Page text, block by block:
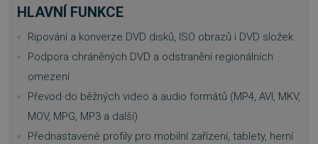
HLAVNÍ FUNKCE
Ripování a konverze DVD disků, ISO obrazů i DVD složek
Podpora chráněných DVD a odstranění regionálních
omezení
Převod do běžných video a audio formátů (MP4, AVI, MKV,
MOV, MPG, MP3 a další)
Přednastavené profily pro mobilní zařízení, tablety, herní